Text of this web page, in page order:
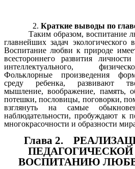
Краткие выводы по
Таким образом, воспитание
главнейших задач экологического
Воспитание любви к природе
всестороннего развития личности
интеллектуального,
Фольклорные произведения
среду ребенка, развивают
мышление, воображение, память,
потешки, пословицы, поговорки,
взглянуть на самые
наблюдательности, пробуждают к
многокрасочности и образности
Глава 2.
ВОСПИТАНИЮ